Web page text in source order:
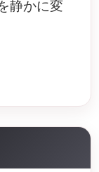
静かに変